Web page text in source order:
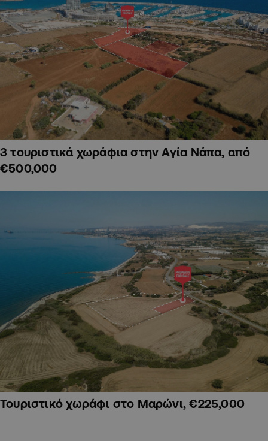
3 τουριστικά χωράφια στην Αγία Νάπα, από
€500,000
Τουριστικό χωράφι στο Μαρώνι, €225,000